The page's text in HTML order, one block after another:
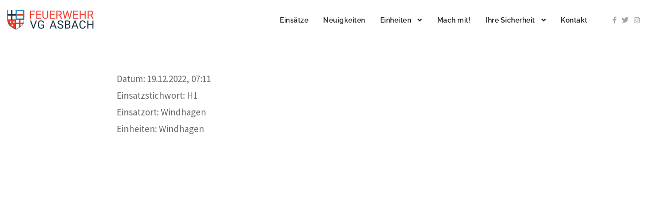
Einsätze Neuigkeiten Einheiten Mach mit! Ihre Sicherheit Kontakt
Datum: 19.12.2022, 07:11
Einsatzstichwort: H1
Einsatzort: Windhagen
Einheiten: Windhagen